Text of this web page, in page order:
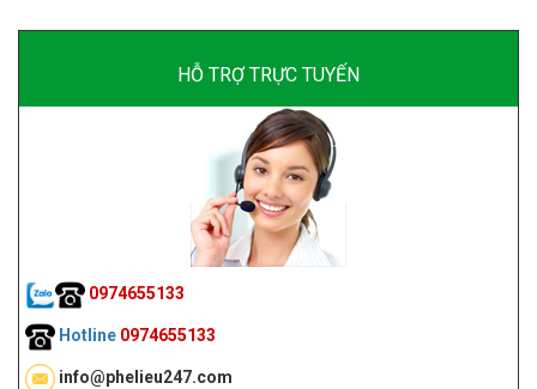
HỖ TRỢ TRỰC TUYẾN
0974655133
Hotline 0974655133
info@phelieu247.com